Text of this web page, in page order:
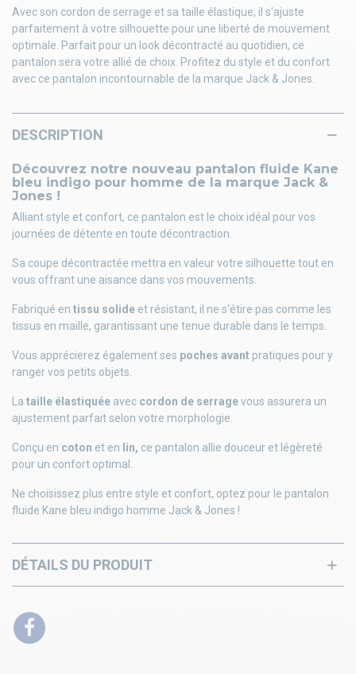
Avec son cordon de serrage et sa taille élastique, il s'ajuste
parfaitement à votre silhouette pour une liberté de mouvement
optimale. Parfait pour un look décontracté au quotidien, ce
pantalon sera votre allié de choix. Profitez du style et du confort
avec ce pantalon incontournable de la marque Jack & Jones.
DESCRIPTION
Découvrez notre nouveau pantalon fluide Kane
bleu indigo pour homme de la marque Jack &
Jones !
Alliant style et confort, ce pantalon est le choix idéal pour vos
journées de détente en toute décontraction.
Sa coupe décontractée mettra en valeur votre silhouette tout en
vous offrant une aisance dans vos mouvements.
Fabriqué en tissu solide et résistant, il ne s'étire pas comme les
tissus en maille, garantissant une tenue durable dans le temps.
Vous apprécierez également ses poches avant pratiques pour y
ranger vos petits objets.
La taille élastiquée avec cordon de serragevous assurera un
ajustement parfait selon votre morphologie.
Conçu en coton et en lin, ce pantalon allie douceur et légèreté
pour un confort optimal.
Ne choisissez plus entre style et confort, optez pour le pantalon
fluide Kane bleu indigo homme Jack & Jones !
DÉTAILS DU PRODUIT